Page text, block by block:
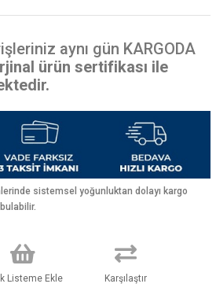
aynı gün KARGODA
ürün sertifikası ile
sistemsel yoğunluktan dolayı kargo
Listeme Ekle Karşılaştır